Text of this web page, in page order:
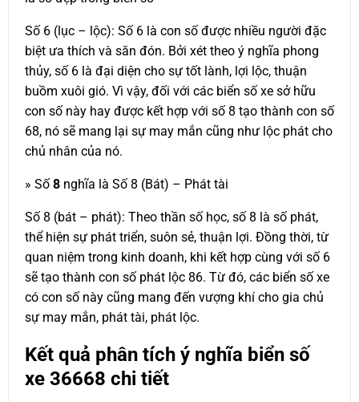
Số 6 (lục – lộc): Số 6 là con số được nhiều người đặc
biệt ưa thích và săn đón. Bởi xét theo ý nghĩa phong
thủy, số 6 là đại diện cho sự tốt lành, lợi lộc, thuận
buồm xuôi gió. Vì vậy, đối với các biển số xe sở hữu
con số này hay được kết hợp với số 8 tạo thành con số
68, nó sẽ mang lại sự may mắn cũng như lộc phát cho
chủ nhân của nó.
» Số8 nghĩa là Số 8 (Bát) – Phát tài
Số 8 (bát – phát): Theo thần số học, số 8 là số phát,
thể hiện sự phát triển, suôn sẻ, thuận lợi. Đồng thời, từ
quan niệm trong kinh doanh, khi kết hợp cùng với số 6
sẽ tạo thành con số phát lộc 86. Từ đó, các biển số xe
có con số này cũng mang đến vượng khí cho gia chủ
sự may mắn, phát tài, phát lộc.
Kết quả phân tích ý nghĩa biển số
xe 36668 chi tiết